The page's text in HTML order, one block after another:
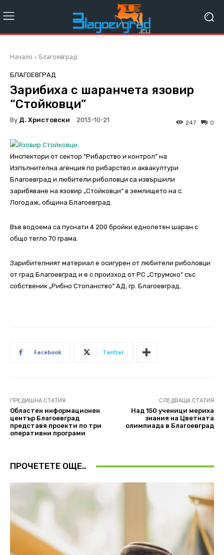
Начало Благоевград
БЛАГОЕВГРАД
Зарибиха с шаранчета язовир
“Стойковци”
By Д. Христовски 2013-10-21 0
247
Инспектори от сектор “Рибарство и контрол” на
Изпълнителна агенция по рибарство и аквакултури
Благоевград и любители риболовци са извършили
зарибяване на язовир „Стойковци“ в землището на с.
Логодаж, община Благоевград.
Във водоема са пуснати 4 200 бройки еднолетен шаран с
общо тегло 70 грама.
Зарибителният материал е осигурен от любители риболовци
от град Благоевград и е с произход от РС „Струмско“ със
собственик „Рибно Стопанство“ АД, гр. Благоевград.
Facebook Twitter
ПРЕДИШНА СТАТИЯ
Областен информационен
център Благоевград
представя проекти по три
оперативни програми
СЛЕДВАЩА СТАТИЯ
Над 150 ученици мериха
знания на Цветната
олимпиада в Благоевград
ПРОЧЕТЕТЕ ОЩЕ..